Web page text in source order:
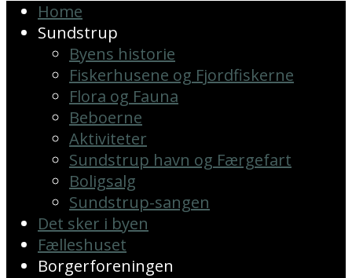
Home
Sundstrup
Byens historie
Fiskerhusene og Fjordfiskerne
Flora og Fauna
Beboerne
Aktiviteter
Sundstrup havn og Færgefart
Boligsalg
Sundstrup-sangen
Det sker i byen
Fælleshuset
Borgerforeningen